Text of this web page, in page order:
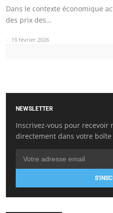
Dans le contexte économique
des prix des…
19 février 2026
NEWSLETTER
Inscrivez-vous pour recevoir
directement dans votre boîte